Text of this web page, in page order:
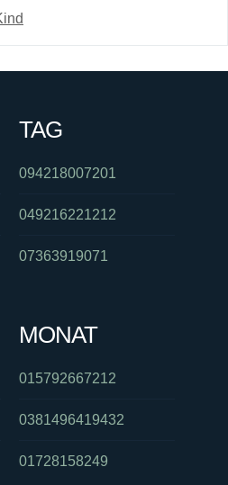
TAG
094218007201
049216221212
07363919071
MONAT
015792667212
0381496419432
01728158249